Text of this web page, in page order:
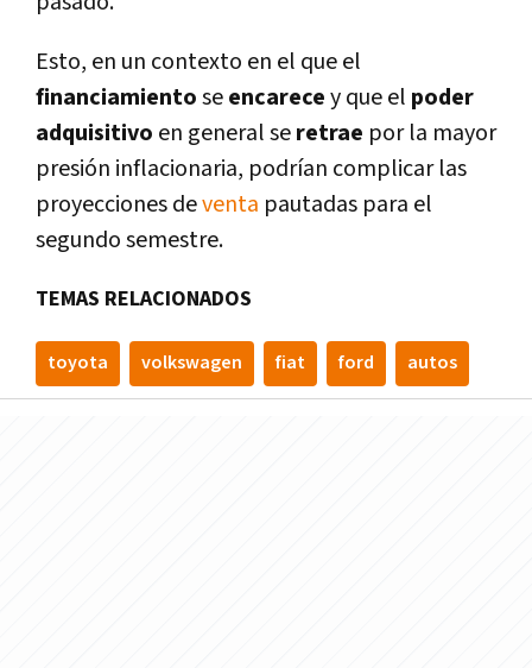
Esto, en un contexto en el que el
financiamientoseencarecey que el poder
adquisitivo en general seretrae por la mayor
presión inflacionaria, podrí­an complicar las
proyecciones deventa pautadas para el
segundo semestre.
TEMAS RELACIONADOS
toyota volkswagen fiat ford autos